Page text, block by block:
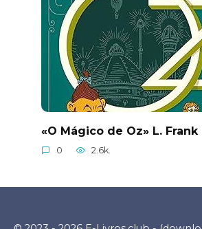
«O Mágico de Oz» L. Frank
0 2.6k.